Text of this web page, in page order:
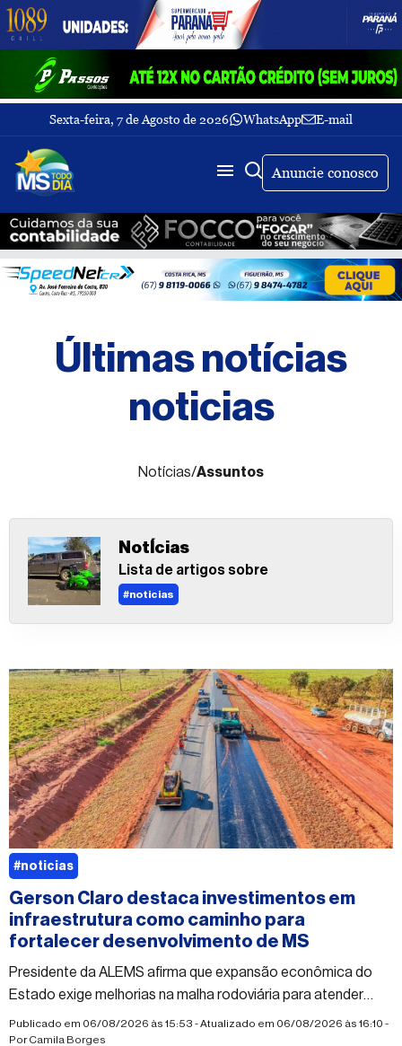
Sexta-feira, 7 de Agosto de 2026 WhatsApp E-mail
Fechar Menu
Últimas
notícias
Galeria
de
fotos
Sobre
Nós
Anuncie conosco
Buscar
Últimas notícias
noticias
Notícias/Assuntos
NotÍcias
Lista de artigos sobre
#noticias
Gerson Claro destaca investimentos em
infraestrutura como caminho para
fortalecer desenvolvimento de MS
Presidente da ALEMS afirma que expansão econômica do
Estado exige melhorias na malha rodoviária para atender
municípios e novos empreendimentos
Publicado em 06/08/2026 às 15:53 - Atualizado em 06/08/2026 às 16:10 -
PorCamila Borges
#noticias